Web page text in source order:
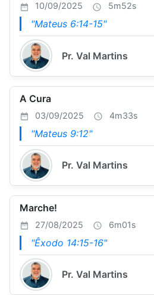
10/09/2025 5m52s
"Mateus 6:14-15"
Pr. Val Martins
A Cura
03/09/2025 4m33s
"Mateus 9:12"
Pr. Val Martins
Marche!
27/08/2025 6m01s
"Êxodo 14:15-16"
Pr. Val Martins